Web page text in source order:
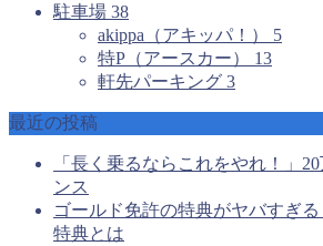
駐車場 38
akippa（アキッパ！） 5
特P（アースカー） 13
軒先パーキング 3
最近の投稿
「長く乗るならこれをやれ！」
ンス
ゴールド免許の特典がヤバすぎ
特典とは